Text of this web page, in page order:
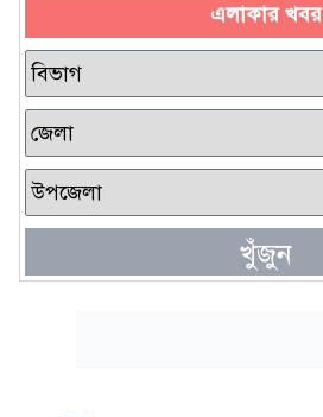
এলাকার খবর
খুঁজুন